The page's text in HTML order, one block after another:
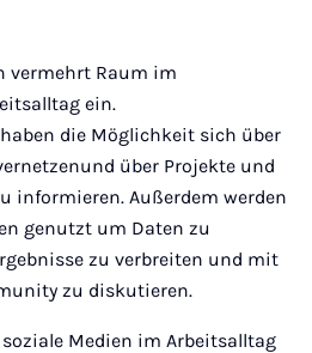
vermehrt Raum im
ein.
die Möglichkeit sich über
über Projekte und
informieren. Außerdem werden
genutzt um Daten zu
zu verbreiten und mit
zu diskutieren.
Medien im Arbeitsalltag